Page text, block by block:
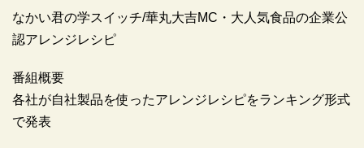
なかい君の学スイッチ/華丸大吉MC・大人気食品の企業公
認アレンジレシピ
番組概要
各社が自社製品を使ったアレンジレシピをランキング形式
で発表